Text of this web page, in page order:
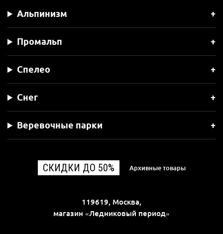
Альпинизм
Промальп
Спелео
Снег
Веревочные парки
СКИДКИ ДО 50% Архивные товары
119619, Москва,
магазин «Ледниковый период»